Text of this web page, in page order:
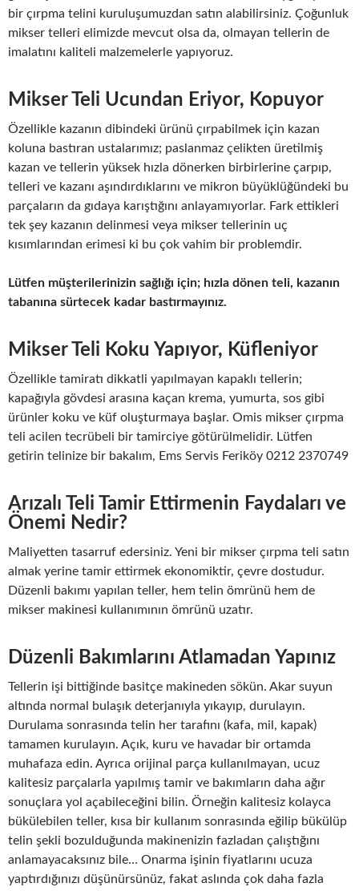
bir çırpma telini kuruluşumuzdan satın alabilirsiniz. Çoğunluk
mikser telleri elimizde mevcut olsa da, olmayan tellerin de
imalatını kaliteli malzemelerle yapıyoruz.
Mikser Teli Ucundan Eriyor, Kopuyor
Özellikle kazanın dibindeki ürünü çırpabilmek için kazan
koluna bastıran ustalarımız; paslanmaz çelikten üretilmiş
kazan ve tellerin yüksek hızla dönerken birbirlerine çarpıp,
telleri ve kazanı aşındırdıklarını ve mikron büyüklüğündeki bu
parçaların da gıdaya karıştığını anlayamıyorlar. Fark ettikleri
tek şey kazanın delinmesi veya mikser tellerinin uç
kısımlarından erimesi ki bu çok vahim bir problemdir.
Lütfen müşterilerinizin sağlığı için; hızla dönen teli, kazanın
tabanına sürtecek kadar bastırmayınız.
Mikser Teli Koku Yapıyor, Küfleniyor
Özellikle tamiratı dikkatli yapılmayan kapaklı tellerin;
kapağıyla gövdesi arasına kaçan krema, yumurta, sos gibi
ürünler koku ve küf oluşturmaya başlar. Omis mikser çırpma
teli acilen tecrübeli bir tamirciye götürülmelidir. Lütfen
getirin telinize bir bakalım, Ems Servis Feriköy 0212 2370749
Arızalı Teli Tamir Ettirmenin Faydaları ve
Önemi Nedir?
Maliyetten tasarruf edersiniz. Yeni bir mikser çırpma teli satın
almak yerine tamir ettirmek ekonomiktir, çevre dostudur.
Düzenli bakımı yapılan teller, hem telin ömrünü hem de
mikser makinesi kullanımının ömrünü uzatır.
Düzenli Bakımlarını Atlamadan Yapınız
Tellerin işi bittiğinde basitçe makineden sökün. Akar suyun
altında normal bulaşık deterjanıyla yıkayıp, durulayın.
Durulama sonrasında telin her tarafını (kafa, mil, kapak)
tamamen kurulayın. Açık, kuru ve havadar bir ortamda
muhafaza edin. Ayrıca orijinal parça kullanılmayan, ucuz
kalitesiz parçalarla yapılmış tamir ve bakımların daha ağır
sonuçlara yol açabileceğini bilin. Örneğin kalitesiz kolayca
bükülebilen teller, kısa bir kullanım sonrasında eğilip bükülüp
telin şekli bozulduğunda makinenizin fazladan çalıştığını
anlamayacaksınız bile… Onarma işinin fiyatlarını ucuza
yaptırdığınızı düşünürsünüz, fakat aslında çok daha fazla